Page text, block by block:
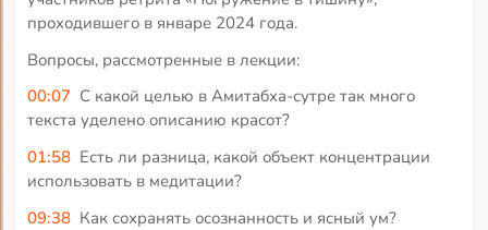
проходившего в январе 2024 года.
Вопросы, рассмотренные в лекции:
00:07 С какой целью в Амитабха-сутре так много
текста уделено описанию красот?
01:58 Есть ли разница, какой объект концентрации
использовать в медитации?
09:38 Как сохранять осознанность и ясный ум?